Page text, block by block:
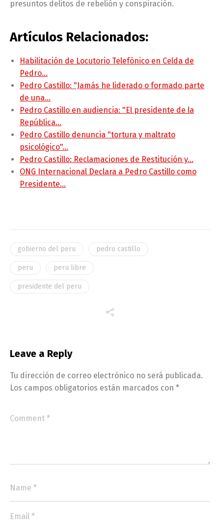
presuntos delitos de rebelión y conspiración.
Artículos Relacionados:
Habilitación de Locutorio Telefónico en Celda de
Pedro…
Pedro Castillo: "Jamás he liderado o formado parte
de una…
Pedro Castillo en audiencia: "El presidente de la
República…
Pedro Castillo denuncia "tortura y maltrato
psicológico"…
Pedro Castillo: Reclamaciones de Restitución y…
ONG Internacional Declara a Pedro Castillo como
Presidente…
gobierno del peru pedro castillo
peru peru libre
presidente del peru
Leave a Reply
Tu dirección de correo electrónico no será publicada.
Los campos obligatorios están marcados con *